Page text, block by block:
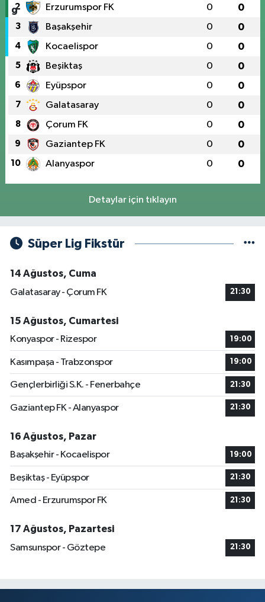
2 Erzurumspor FK 0 0
3 Başakşehir 0 0
4 Kocaelispor 0 0
5 Beşiktaş 0 0
6 Eyüpspor 0 0
7 Galatasaray 0 0
8 Çorum FK 0 0
9 Gaziantep FK 0 0
10 Alanyaspor 0 0
Detaylar için tıklayın
Süper Lig Fikstür
14 Ağustos, Cuma
Galatasaray - Çorum FK
21:30
15 Ağustos, Cumartesi
Konyaspor - Rizespor
19:00
Kasımpaşa - Trabzonspor 19:00
Gençlerbirliği S.K. - Fenerbahçe 21:30
Gaziantep FK - Alanyaspor 21:30
16 Ağustos, Pazar
Başakşehir - Kocaelispor
19:00
Beşiktaş - Eyüpspor 21:30
Amed - Erzurumspor FK 21:30
17 Ağustos, Pazartesi
Samsunspor - Göztepe
21:30